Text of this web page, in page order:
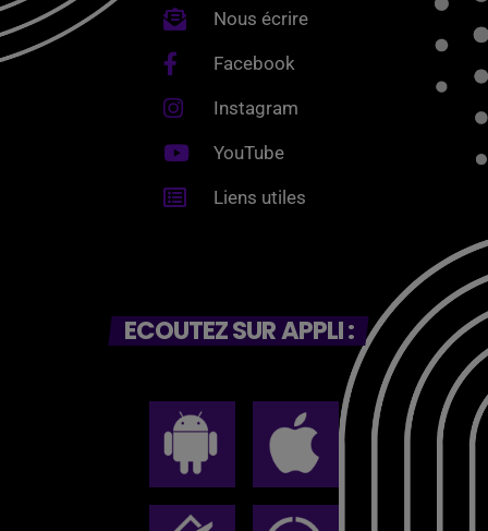
Nous écrire
Facebook
Instagram
YouTube
Liens utiles
ECOUTEZ SUR APPLI :